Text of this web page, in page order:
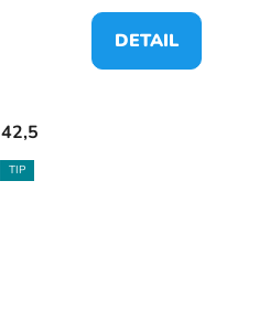
DETAIL
42,5
TIP